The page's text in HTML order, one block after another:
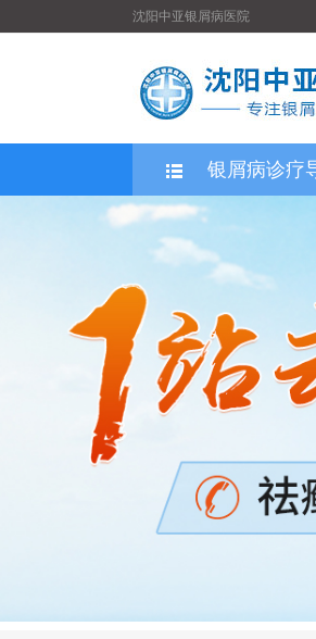
沈阳中亚银屑病医院
银屑病诊疗